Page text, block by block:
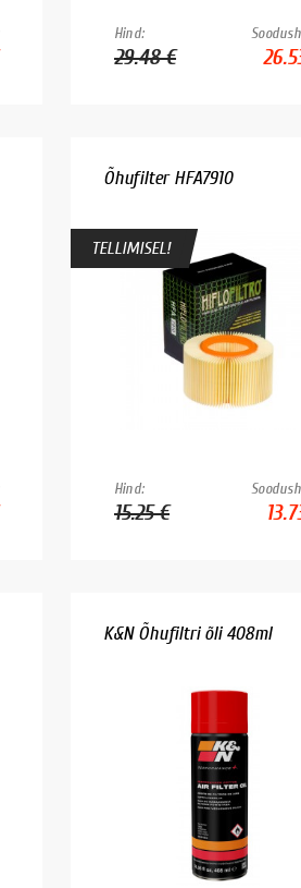
Hind:
29.48 €
Õhufilter HFA7910
TELLIMISEL!
Hind:
15.25 €
K&N Õhufiltri õli 408ml